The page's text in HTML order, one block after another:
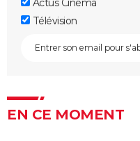
suite, critique...
Avengers Doomsday
sortie, et on ne
Tomb Raider :
Shang Chi : synopsis,
streaming, critiques,
Actus Cinéma
Télévision
EN CE MOMENT